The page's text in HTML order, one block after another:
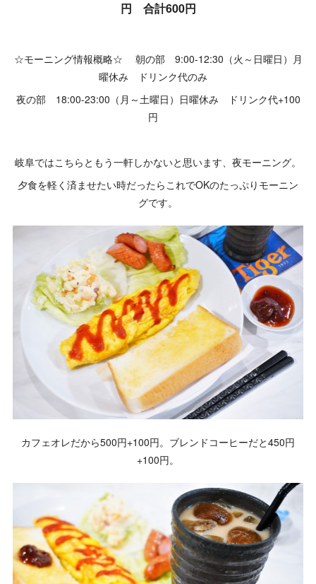
円 合計600円
☆モーニング情報概略☆ 朝の部 9:00-12:30（火～日曜日）月
曜休み ドリンク代のみ
夜の部 18:00-23:00（月～土曜日）日曜休み ドリンク代+100
円
岐阜ではこちらともう一軒しかないと思います、夜モーニング。
夕食を軽く済ませたい時だったらこれでOKのたっぷりモーニン
グです。
カフェオレだから500円+100円。ブレンドコーヒーだと450円
+100円。